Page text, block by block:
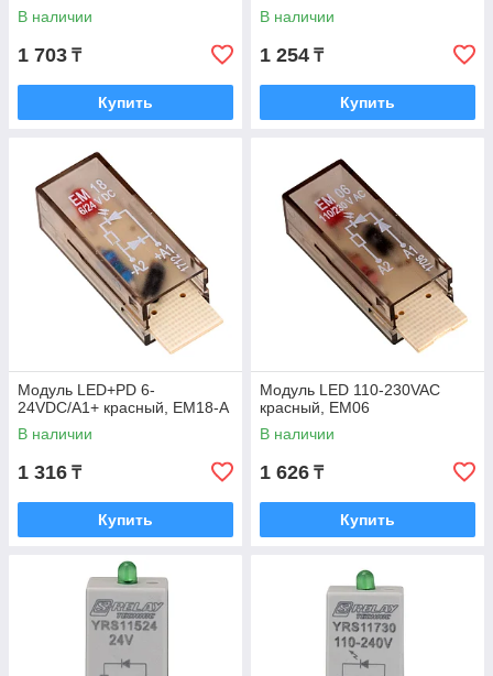
В наличии
1 703 ₸
Купить
В наличии
1 254 ₸
Купить
Модуль LED+PD 6-
24VDC/A1+ красный, EM18-A
В наличии
1 316 ₸
Купить
Модуль LED 110-230VAC
красный, EM06
В наличии
1 626 ₸
Купить